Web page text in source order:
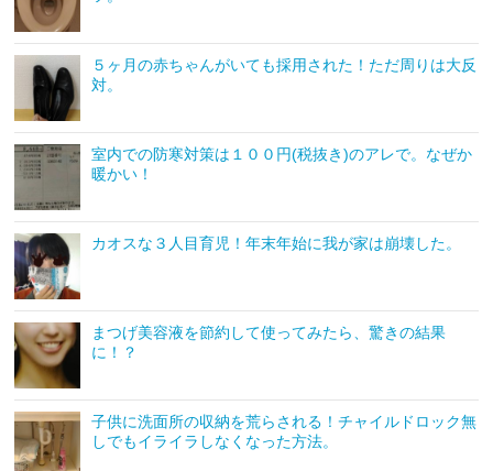
５ヶ月の赤ちゃんがいても採用された！ただ周りは大反
対。
室内での防寒対策は１００円(税抜き)のアレで。なぜか
暖かい！
カオスな３人目育児！年末年始に我が家は崩壊した。
まつげ美容液を節約して使ってみたら、驚きの結果
に！？
子供に洗面所の収納を荒らされる！チャイルドロック無
しでもイライラしなくなった方法。